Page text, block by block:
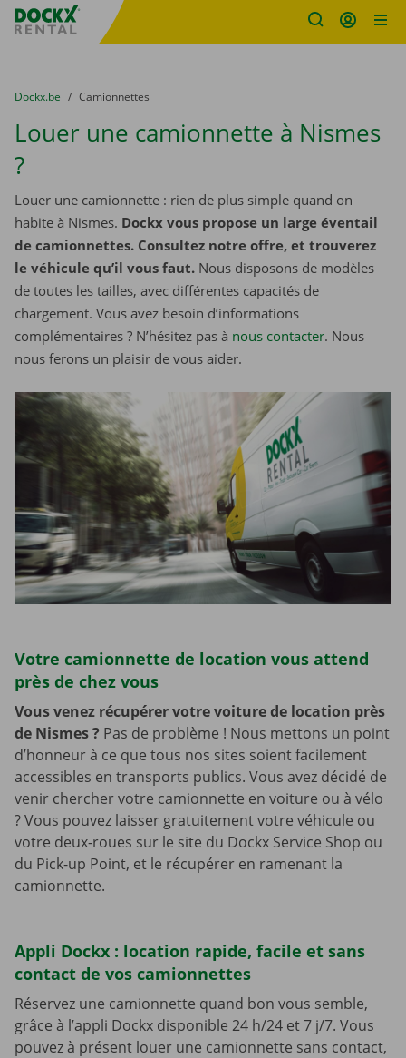
sitename
You are here:
du
Dockx.be to
Camionnettes
Louer une camionnette à Nismes
?
Louer une camionnette : rien de plus simple quand on
habite à Nismes. Dockx vous propose un large éventail
de camionnettes. Consultez notre offre, et trouverez
le véhicule qu’il vous faut. Nous disposons de modèles
de toutes les tailles, avec différentes capacités de
chargement. Vous avez besoin d’informations
complémentaires ? N’hésitez pas à nous contacter. Nous
nous ferons un plaisir de vous aider.
Votre camionnette de location vous attend
près de chez vous
Vous venez récupérer votre voiture de location près
de Nismes? Pas de problème ! Nous mettons un point
d’honneur à ce que tous nos sites soient facilement
accessibles en transports publics. Vous avez décidé de
venir chercher votre camionnette en voiture ou à vélo
? Vous pouvez laisser gratuitement votre véhicule ou
votre deux-roues sur le site du Dockx Service Shop ou
du Pick-up Point, et le récupérer en ramenant la
camionnette.
Appli Dockx : location rapide, facile et sans
contact de vos camionnettes
Réservez une camionnette quand bon vous semble,
grâce à l’appli Dockx disponible 24 h/24 et 7 j/7. Vous
pouvez à présent louer une camionnette sans contact,